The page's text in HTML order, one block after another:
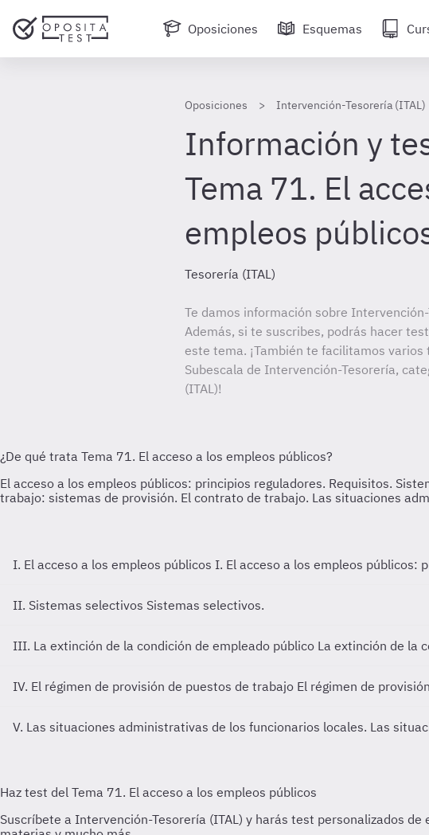
Oposiciones Esquemas
Oposiciones Intervención-Tesorería (ITAL)
Información y
Tema 71. El
empleos
Tesorería (ITAL)
Te damos información sobre
Además, si te suscribes, podrás hacer
este tema. ¡También te facilitamos
Subescala de Intervención-Tesorería,
(ITAL)!
I. El acceso a los empleos públicos I. El acceso a los empleos públicos:
II. Sistemas selectivos Sistemas selectivos.
III. La extinción de la condición de empleado público La extinción de la
IV. El régimen de provisión de puestos de trabajo El régimen de
V. Las situaciones administrativas de los funcionarios locales. Las